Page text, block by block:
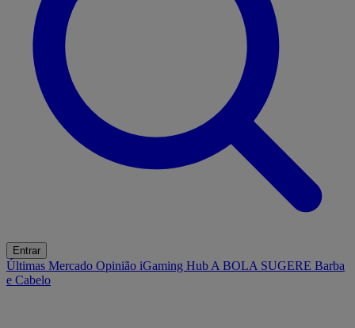
Entrar
Últimas Mercado Opinião iGaming Hub A BOLA SUGERE Barba
e Cabelo